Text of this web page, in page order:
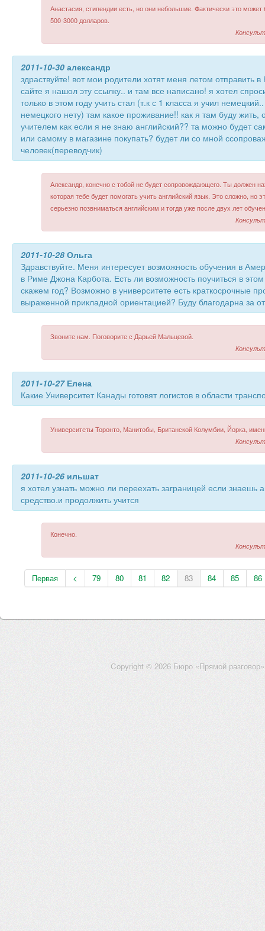
Анастасия, стипендии есть, но они небольшие. Фактически это может
500-3000 долларов.
2011-10-30 александр
здраствуйте! вот мои родители хотят меня летом отправить
сайте я нашол эту ссылку.. и там все написано! я хотел
только в этом году учить стал (т.к с 1 класса я учил
немецкого нету) там какое проживание!! как я там буду жить,
учителем как если я не знаю английский?? та можно будет
или самому в магазине покупать? будет ли со мной
человек(переводчик)
Александр, конечно с тобой не будет сопровождающего. Ты должен
которая тебе будет помогать учить английский язык. Это сложно, но
серьезно позвниматься английским и тогда уже после двух лет
2011-10-28 Ольга
Здравствуйте. Меня интересует возможность обучения в
в Риме Джона Карбота. Есть ли возможность поучиться в этом
скажем год? Возможно в университете есть краткосрочные
выраженной прикладной ориентацией? Буду благодарна за
Звоните нам. Поговорите с Дарьей Мальцевой.
2011-10-27Елена
Какие Университет Канады готовят логистов в области
Университеты Торонто, Манитобы, Британской Колумбии, Йорка,
2011-10-26 ильшат
я хотел узнать можно ли переехать заграницей если знаешь
средство.и продолжить учится
Конечно.
Первая < 79 80 81 82 83 84 85 86
Copyright © 2026 Бюро «Прямой